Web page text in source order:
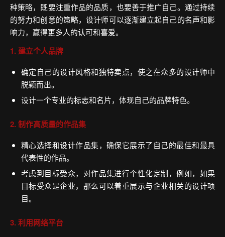
种策略，既要注重作品的品质，也要善于推广自己。通过持续
的努力和创意的策略，设计师可以逐渐建立起自己的名声和影
响力，赢得更多人的认可和喜爱。
1. 建立个人品牌
确定自己的设计风格和独特卖点，使之在众多的设计师中
脱颖而出。
设计一个专业的标志和名片，体现自己的品牌特色。
2. 制作高质量的作品集
精心选择和设计作品集，确保它展示了自己的最佳和最具
代表性的作品。
考虑到目标受众，对作品集进行个性化定制，例如，如果
目标受众是企业，那么可以着重展示与企业相关的设计项
目。
3. 利用网络平台